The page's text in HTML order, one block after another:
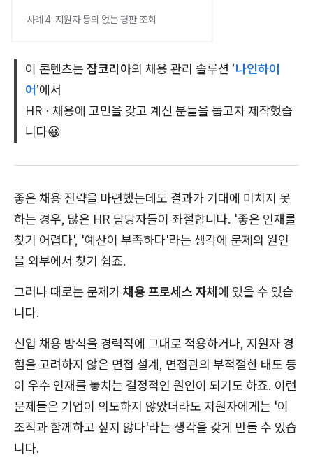
사례 4: 지원자 동의 없는 평판 조회
이 콘텐츠는 잡코리아의 채용 관리 솔루션 ‘나인하이
어’에서
HR · 채용에 고민을 갖고 계신 분들을 돕고자 제작했습
니다😀
좋은 채용 전략을 마련했는데도 결과가 기대에 미치지 못
하는 경우, 많은 HR 담당자들이 좌절합니다. '좋은 인재를
찾기 어렵다', '예산이 부족하다'라는 생각에 문제의 원인
을 외부에서 찾기 쉽죠.
그러나 때로는 문제가채용 프로세스 자체에 있을 수 있습
니다.
신입 채용 방식을 경력직에 그대로 적용하거나, 지원자 경
험을 고려하지 않은 면접 설계, 면접관의 부적절한 태도 등
이 우수 인재를 놓치는 결정적인 원인이 되기도 하죠. 이런
문제들은 기업이 의도하지 않았더라도 지원자에게는 '이
조직과 함께하고 싶지 않다'라는 생각을 갖게 만들 수 있습
니다.